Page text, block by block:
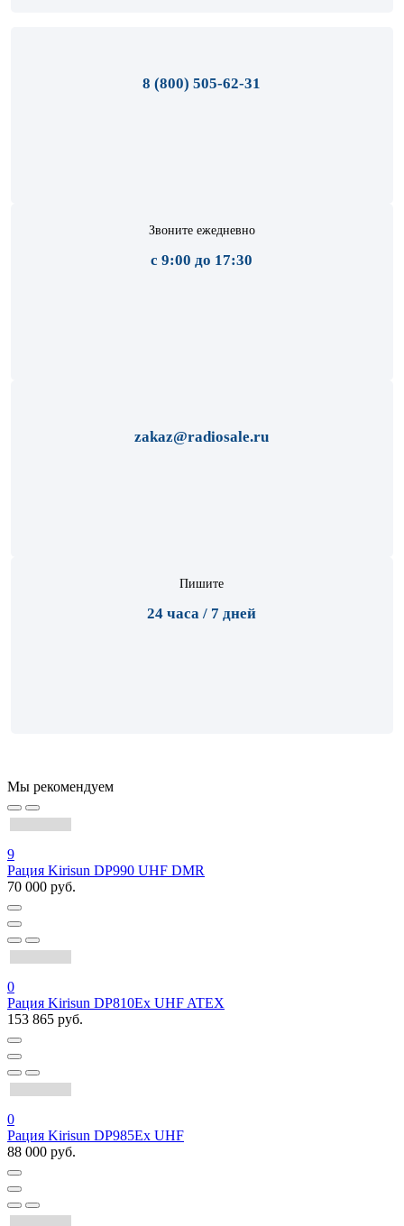
8 (800) 505-62-31
Звоните ежедневно
с 9:00 до 17:30
zakaz@radiosale.ru
Пишите
24 часа / 7 дней
Мы рекомендуем
9
Рация Kirisun DP990 UHF DMR
70 000 руб.
0
Рация Kirisun DP810Ex UHF ATEX
153 865 руб.
0
Рация Kirisun DP985Ex UHF
88 000 руб.